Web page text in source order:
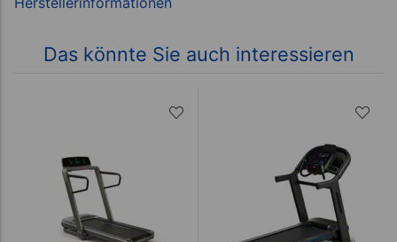
Das könnte Sie auch interessieren